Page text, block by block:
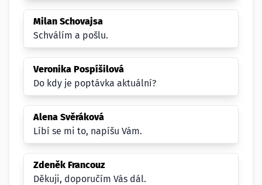
Milan Schovajsa
Schválím a pošlu.
Veronika Pospíšilová
Do kdy je poptávka aktuální?
Alena Svěráková
Líbí se mi to, napíšu Vám.
Zdeněk Francouz
Děkuji, doporučím Vás dál.